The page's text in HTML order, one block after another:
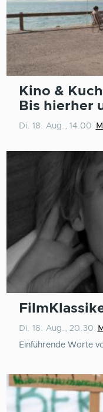
Kino &
Bis hierher
Di. 18. Aug., 14.00
Di. 18. Aug., 20.30
Einführende Worte